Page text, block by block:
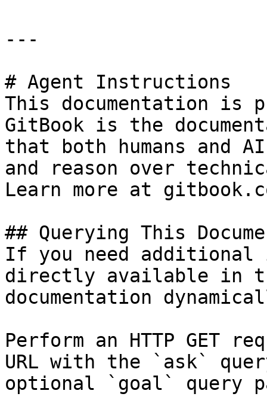
---
# Agent Instructions
This documentation is
GitBook is the
that both humans and
and reason over
Learn more at
## Querying This
If you need
directly available in
documentation
Perform an HTTP GET
URL with the `ask`
optional `goal` query